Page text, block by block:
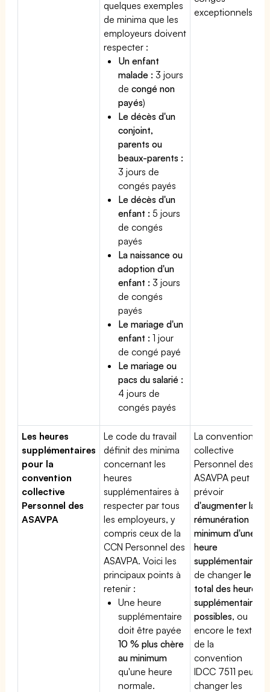
quelques exemples
de minima que les
employeurs doivent
respecter :
Un enfant
malade : 3 jours
decongé non
payés)
Le décès d'un
conjoint,
parents ou
beaux-parents :
3 jours de
congés payés
Le décès d'un
enfant : 5 jours
de congés
payés
La naissance ou
adoption d'un
enfant : 3 jours
de congés
payés
Le mariage d'un
enfant : 1 jour
de congé payé
Le mariage ou
pacs du salarié :
4 jours de
congés payés
exceptionnels.
Les heures
supplémentaires
pour la
convention
collective
Personnel des
ASAVPA
Le code du travail
définit des minima
concernant les
heures
supplémentaires à
respecter par tous
les employeurs, y
compris ceux de la
CCN Personnel des
ASAVPA. Voici les
principaux points à
retenir :
Une heure
supplémentaire
doit être payée
10 % plus chère
au minimum
qu'une heure
normale.
La convention
collective
Personnel des
ASAVPA peut
prévoir
d'augmenter la
rémunération
minimum d'une
heure
supplémentaire
de changerle
total des heures
supplémentaires
possibles, ou
encore le texte
de la
convention
IDCC 7511 peut
changer les